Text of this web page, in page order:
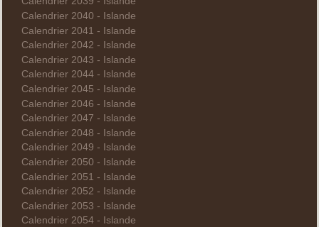
Calendrier 2040 - Islande
Calendrier 2041 - Islande
Calendrier 2042 - Islande
Calendrier 2043 - Islande
Calendrier 2044 - Islande
Calendrier 2045 - Islande
Calendrier 2046 - Islande
Calendrier 2047 - Islande
Calendrier 2048 - Islande
Calendrier 2049 - Islande
Calendrier 2050 - Islande
Calendrier 2051 - Islande
Calendrier 2052 - Islande
Calendrier 2053 - Islande
Calendrier 2054 - Islande